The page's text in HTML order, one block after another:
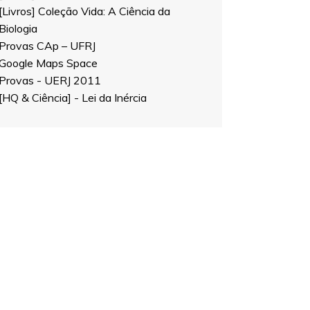
Coleção Vida: A Ciência da
CAp – UFRJ
Maps Space
- UERJ 2011
& Ciência] - Lei da Inércia